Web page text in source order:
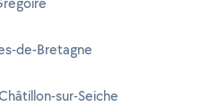
de-Bretagne
sur-Seiche